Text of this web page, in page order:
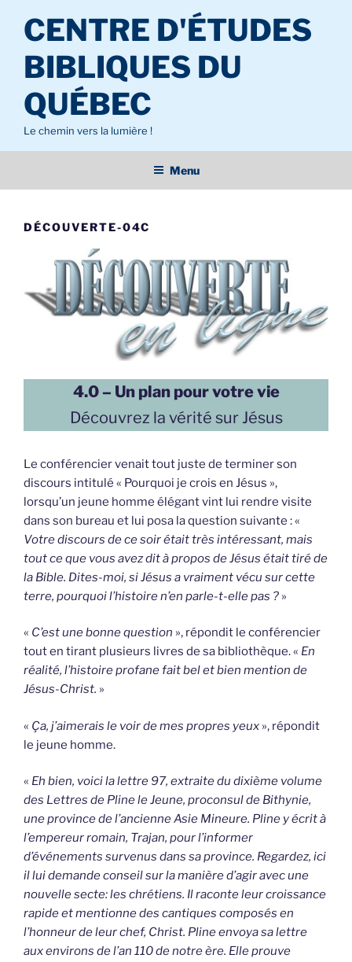
contenu
principal
CENTRE D'ÉTUDES
BIBLIQUES DU
QUÉBEC
Le chemin vers la lumière !
Menu
DÉCOUVERTE-04C
4.0 – Un plan pour votre vie
Découvrez la vérité sur Jésus
Le conférencier venait tout juste de terminer son
discours intitulé « Pourquoi je crois en Jésus »,
lorsqu’un jeune homme élégant vint lui rendre visite
dans son bureau et lui posa la question suivante : «
Votre discours de ce soir était très intéressant, mais
tout ce que vous avez dit à propos de Jésus était tiré de
la Bible. Dites-moi, si Jésus a vraiment vécu sur cette
terre, pourquoi l’histoire n’en parle-t-elle pas ? »
« C’est une bonne question », répondit le conférencier
tout en tirant plusieurs livres de sa bibliothèque. « En
réalité, l’histoire profane fait bel et bien mention de
Jésus-Christ. »
« Ça, j’aimerais le voir de mes propres yeux », répondit
le jeune homme.
« Eh bien, voici la lettre 97, extraite du dixième volume
des Lettres de Pline le Jeune, proconsul de Bithynie,
une province de l’ancienne Asie Mineure. Pline y écrit à
l’empereur romain, Trajan, pour l’informer
d’événements survenus dans sa province. Regardez, ici
il lui demande conseil sur la manière d’agir avec une
nouvelle secte: les chrétiens. Il raconte leur croissance
rapide et mentionne des cantiques composés en
l’honneur de leur chef, Christ. Pline envoya sa lettre
aux environs de l’an 110 de notre ère. Elle prouve